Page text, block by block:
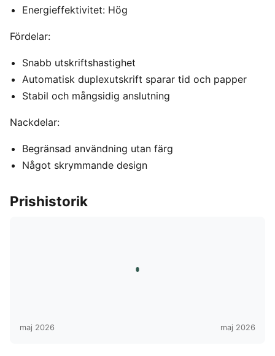
Energieffektivitet: Hög
Fördelar:
Snabb utskriftshastighet
Automatisk duplexutskrift sparar tid och papper
Stabil och mångsidig anslutning
Nackdelar:
Begränsad användning utan färg
Något skrymmande design
Prishistorik
maj 2026 maj 2026